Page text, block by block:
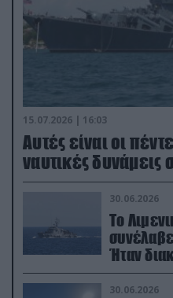
15.07.2026 | 16:03
Aυτές είναι οι
ναυτικές δυνάμεις
30.06.2026
Το
Ήταν
30.06.2026